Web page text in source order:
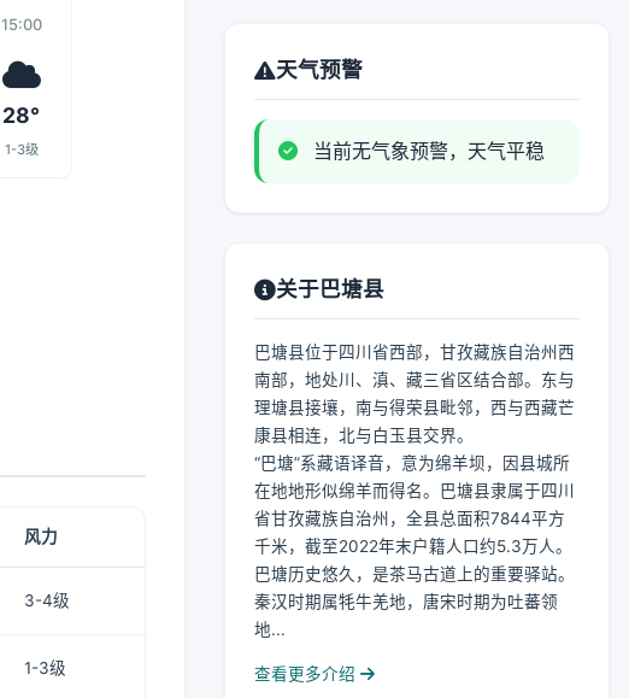
15:00
28°
1-3级
风力
3-4级
1-3级
天气预警
当前无气象预警，天气平稳
关于巴塘县
巴塘县位于四川省西部，甘孜藏族自治州西
南部，地处川、滇、藏三省区结合部。东与
理塘县接壤，南与得荣县毗邻，西与西藏芒
康县相连，北与白玉县交界。
“巴塘”系藏语译音，意为绵羊坝，因县城所
在地地形似绵羊而得名。巴塘县隶属于四川
省甘孜藏族自治州，全县总面积7844平方
千米，截至2022年末户籍人口约5.3万人。
巴塘历史悠久，是茶马古道上的重要驿站。
秦汉时期属牦牛羌地，唐宋时期为吐蕃领
地...
查看更多介绍